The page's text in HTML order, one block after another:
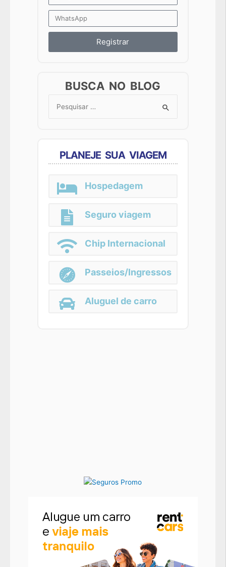
Registrar
BUSCA NO BLOG
Search
PLANEJE SUA VIAGEM
Hospedagem
Seguro viagem
Chip Internacional
Passeios/Ingressos
Aluguel de carro